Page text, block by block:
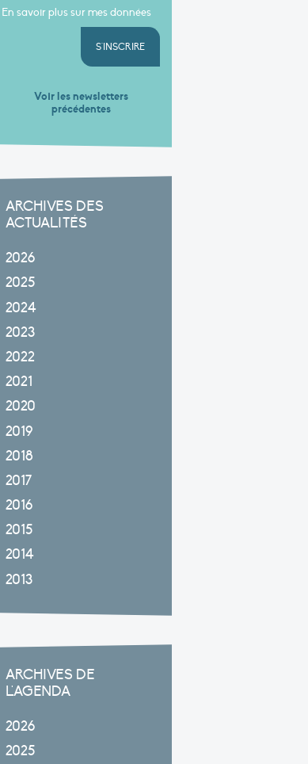
En savoir plus sur mes données
S'INSCRIRE
Voir les newsletters
précédentes
ARCHIVES DES
ACTUALITÉS
2026
2025
2024
2023
2022
2021
2020
2019
2018
2017
2016
2015
2014
2013
ARCHIVES DE
L'AGENDA
2026
2025